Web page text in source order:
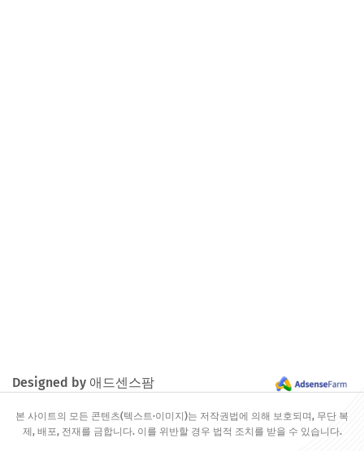
Designed by 애드센스팜
본 사이트의 모든 콘텐츠(텍스트·이미지)는 저작권법에 의해 보호되며, 무단 복
제, 배포, 전재를 금합니다. 이를 위반할 경우 법적 조치를 받을 수 있습니다.